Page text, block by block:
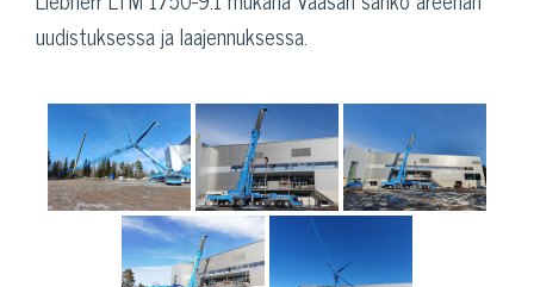
uudistuksessa ja laajennuksessa.